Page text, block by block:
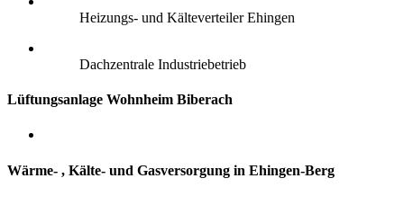
Heizungs- und Kälteverteiler Ehingen
Dachzentrale Industriebetrieb
Lüftungsanlage Wohnheim Biberach
Wärme- , Kälte- und Gasversorgung in Ehingen-Berg